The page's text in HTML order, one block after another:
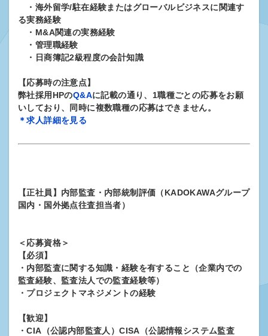
・海外留学/駐在経験またはグローバルビジネスに関連す
る実務経験
・M&A関連の実務経験
・管理職経験
・日商簿記2級程度の会計知識
【応募時の注意点】
弊社採用HPのQ&Aに記載の通り、1職種ごとの応募をお願
いしており、同時に複数職種の応募はできません。
＊求人詳細を見る
【正社員】内部監査・内部統制評価（KADOKAWAグループ
国内・国外拠点往査担当者）
＜応募資格＞
【必須】
・内部監査に関する知識・経験を有すること（企業内での
監査経験、監査法人での監査経験等）
・プロジェクトマネジメントの経験
【歓迎】
・CIA（公認内部監査人）CISA（公認情報システム監査